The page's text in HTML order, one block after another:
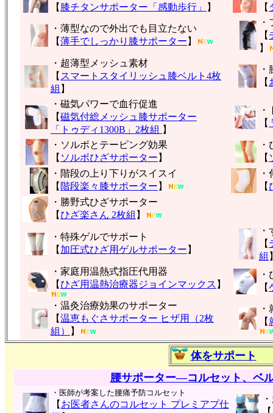
【 膝チタンサポーター「感動歩行」 】
【
・薄型なので外出でも目立たない
【薄手でしっかり膝サポーター 】
【
】
・超薄型メッシュ素材
【 スマートスタイリッシュ膝ベルト4枚
組 】
【
・磁気パワーで血行促進
【磁気付総メッシュ膝サポーター
「トゥディ1300B」2枚組 】
【
・ソルボとテーピング効果
【 ソルボひざサポーター 】
【
・階段の上り下りがスイスイ
【 階段楽々膝サポーター 】
【
・勝野式ひざサポーター
【ひざ楽さん 2枚組 】
・特殊ゲルでサポート
【 加圧式ひざ用ゲルサポーター 】
【
組
・家庭用温熱式指圧代用器
【ひざ用温熱治療器ジョインマックス 】
【
・温灸治療効果のサポーター
【温恵もぐさサポーター ヒザ用（2枚
組）
】
【
体をサポート
腰サポーター―コルセット、ベ
・医師が考案した腰痛予防コルセット
【 お医者さんのコルセット プレミアプ仕